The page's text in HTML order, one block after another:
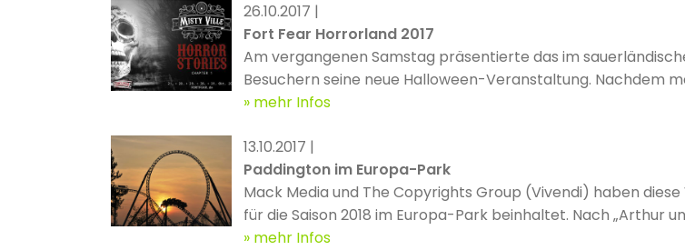
26.10.2017 |
Fort Fear Horrorland 2017
Am vergangenen Samstag präsentierte das im
Besuchern seine neue Halloween-Veranstaltung. Nachdem
Gefolgschaft im vergangenen Jahr endgültig begraben
mehr Infos
13.10.2017 |
Paddington im Europa-Park
Mack Media und The Copyrights Group (Vivendi) haben
für die Saison 2018 im Europa-Park beinhaltet. Nach „Arthur
weitere Lizenz in Deutschlands größtem Freizeitpark
mehr Infos